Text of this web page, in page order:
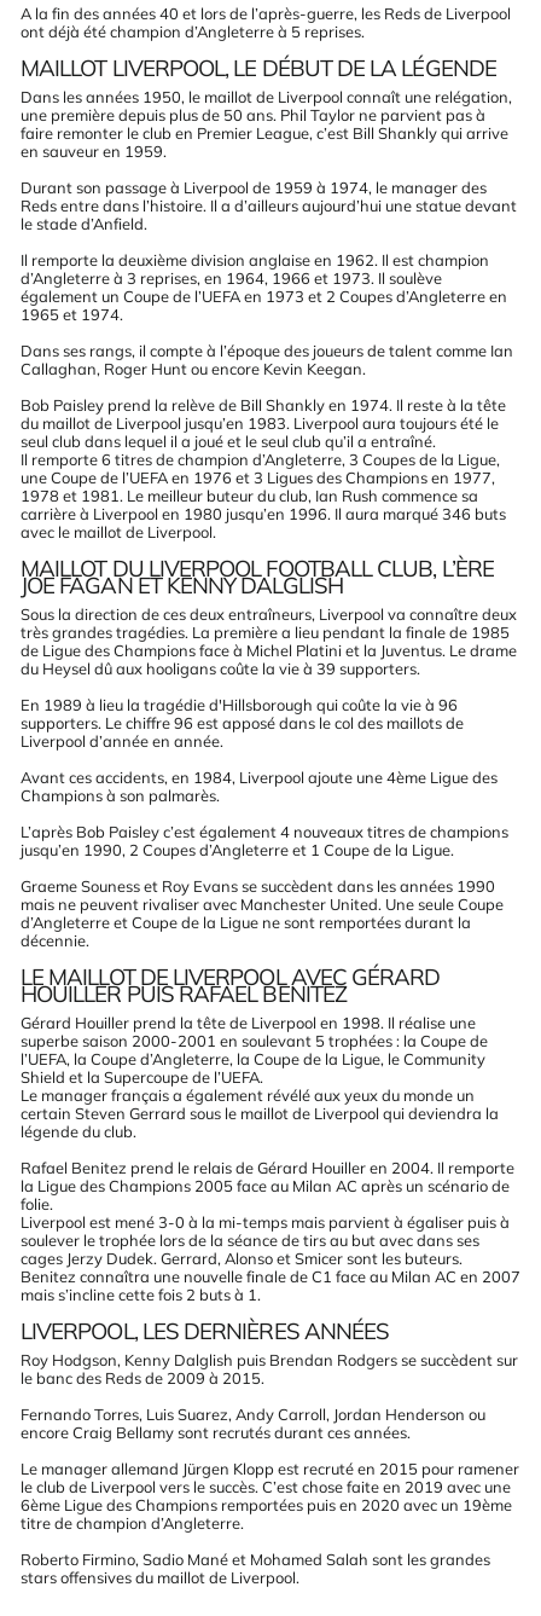
A la fin des années 40 et lors de l’après-guerre, les Reds de Liverpool
ont déjà été champion d’Angleterre à 5 reprises.
MAILLOT LIVERPOOL, LE DÉBUT DE LA LÉGENDE
Dans les années 1950, le maillot de Liverpool connaît une relégation,
une première depuis plus de 50 ans. Phil Taylor ne parvient pas à
faire remonter le club en Premier League, c’est Bill Shankly qui arrive
en sauveur en 1959.
Durant son passage à Liverpool de 1959 à 1974, le manager des
Reds entre dans l’histoire. Il a d’ailleurs aujourd’hui une statue devant
le stade d’Anfield.
Il remporte la deuxième division anglaise en 1962. Il est champion
d’Angleterre à 3 reprises, en 1964, 1966 et 1973. Il soulève
également un Coupe de l’UEFA en 1973 et 2 Coupes d’Angleterre en
1965 et 1974.
Dans ses rangs, il compte à l’époque des joueurs de talent comme Ian
Callaghan, Roger Hunt ou encore Kevin Keegan.
Bob Paisley prend la relève de Bill Shankly en 1974. Il reste à la tête
du maillot de Liverpool jusqu’en 1983. Liverpool aura toujours été le
seul club dans lequel il a joué et le seul club qu’il a entraîné.
Il remporte 6 titres de champion d’Angleterre, 3 Coupes de la Ligue,
une Coupe de l’UEFA en 1976 et 3 Ligues des Champions en 1977,
1978 et 1981. Le meilleur buteur du club, Ian Rush commence sa
carrière à Liverpool en 1980 jusqu’en 1996. Il aura marqué 346 buts
avec le maillot de Liverpool.
MAILLOT DU LIVERPOOL FOOTBALL CLUB, L’ÈRE
JOE FAGAN ET KENNY DALGLISH
Sous la direction de ces deux entraîneurs, Liverpool va connaître deux
très grandes tragédies. La première a lieu pendant la finale de 1985
de Ligue des Champions face à Michel Platini et la Juventus. Le drame
du Heysel dû aux hooligans coûte la vie à 39 supporters.
En 1989 à lieu la tragédie d'Hillsborough qui coûte la vie à 96
supporters. Le chiffre 96 est apposé dans le col des maillots de
Liverpool d’année en année.
Avant ces accidents, en 1984, Liverpool ajoute une 4ème Ligue des
Champions à son palmarès.
L’après Bob Paisley c’est également 4 nouveaux titres de champions
jusqu’en 1990, 2 Coupes d’Angleterre et 1 Coupe de la Ligue.
Graeme Souness et Roy Evans se succèdent dans les années 1990
mais ne peuvent rivaliser avec Manchester United. Une seule Coupe
d’Angleterre et Coupe de la Ligue ne sont remportées durant la
décennie.
LE MAILLOT DE LIVERPOOL AVEC GÉRARD
HOUILLER PUIS RAFAEL BENITEZ
Gérard Houiller prend la tête de Liverpool en 1998. Il réalise une
superbe saison 2000-2001 en soulevant 5 trophées : la Coupe de
l’UEFA, la Coupe d’Angleterre, la Coupe de la Ligue, le Community
Shield et la Supercoupe de l’UEFA.
Le manager français a également révélé aux yeux du monde un
certain Steven Gerrard sous le maillot de Liverpool qui deviendra la
légende du club.
Rafael Benitez prend le relais de Gérard Houiller en 2004. Il remporte
la Ligue des Champions 2005 face au Milan AC après un scénario de
folie.
Liverpool est mené 3-0 à la mi-temps mais parvient à égaliser puis à
soulever le trophée lors de la séance de tirs au but avec dans ses
cages Jerzy Dudek. Gerrard, Alonso et Smicer sont les buteurs.
Benitez connaîtra une nouvelle finale de C1 face au Milan AC en 2007
mais s’incline cette fois 2 buts à 1.
LIVERPOOL, LES DERNIÈRES ANNÉES
Roy Hodgson, Kenny Dalglish puis Brendan Rodgers se succèdent sur
le banc des Reds de 2009 à 2015.
Fernando Torres, Luis Suarez, Andy Carroll, Jordan Henderson ou
encore Craig Bellamy sont recrutés durant ces années.
Le manager allemand Jürgen Klopp est recruté en 2015 pour ramener
le club de Liverpool vers le succès. C’est chose faite en 2019 avec une
6ème Ligue des Champions remportées puis en 2020 avec un 19ème
titre de champion d’Angleterre.
Roberto Firmino, Sadio Mané et Mohamed Salah sont les grandes
stars offensives du maillot de Liverpool.